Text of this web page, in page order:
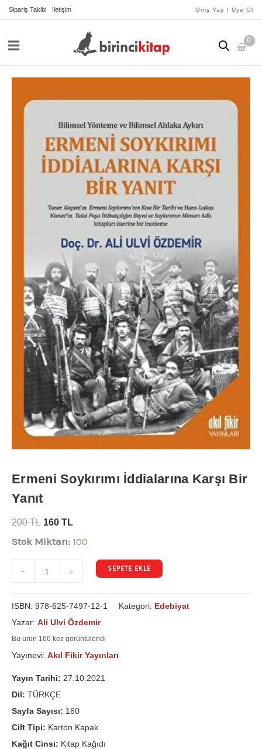
İçeriğe
Sipariş Takibi İletişim Giriş Yap | Üye Ol
Ermeni Soykırımı İddialarına Karşı Bir
Yanıt
200TL 160 TL
Stok Miktarı: 100
-
Soykırımı
+ SEPETE EKLE
ISBN: 978-625-7497-12-1 Kategori: Edebiyat
Yazar: Ali Ulvi Özdemir
Bu ürün 166 kez görüntülendi
Yayınevi: Akıl Fikir Yayınları
Yayın Tarihi: 27.10.2021
Dil: TÜRKÇE
Sayfa Sayısı: 160
Cilt Tipi: Karton Kapak
Kağıt Cinsi: Kitap Kağıdı